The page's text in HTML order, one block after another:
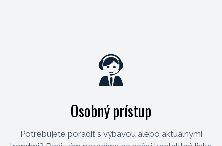
Osobný prístup
Potrebujete poradiť s výbavou alebo aktuálnymi